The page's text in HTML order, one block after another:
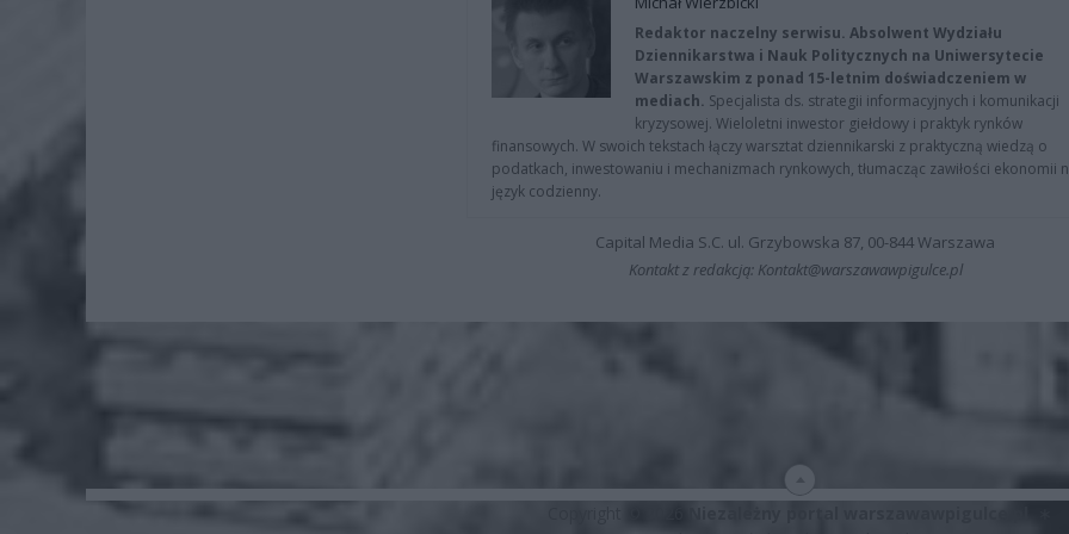
Redaktor naczelny serwisu. Absolwent Wydziału
Dziennikarstwa i Nauk Politycznych na Uniwersytecie
Warszawskim z ponad 15-letnim doświadczeniem w
mediach. Specjalista ds. strategii informacyjnych i komunikacji
kryzysowej. Wieloletni inwestor giełdowy i praktyk rynków
finansowych. W swoich tekstach łączy warsztat dziennikarski z praktyczną wiedzą o
podatkach, inwestowaniu i mechanizmach rynkowych, tłumacząc zawiłości ekonomii
język codzienny.
Capital Media S.C. ul. Grzybowska 87, 00-844 Warszawa
Kontakt z redakcją: Kontakt@warszawawpigulce.pl